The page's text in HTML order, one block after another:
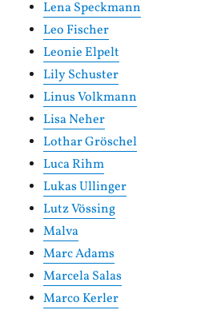
Lena Speckmann
Leo Fischer
Leonie Elpelt
Lily Schuster
Linus Volkmann
Lisa Neher
Lothar Gröschel
Luca Rihm
Lukas Ullinger
Lutz Vössing
Malva
Marc Adams
Marcela Salas
Marco Kerler